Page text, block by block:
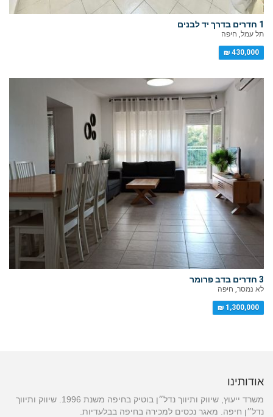
1 חדרים בדרך יד לבנים
תל עמל, חיפה
430,000 ₪
3 חדרים בדב פרומר
לא נמסר, חיפה
1,300,000 ₪
אודותינו
משרד ייעוץ, שיווק ותיווך נדל״ן בוטיק בחיפה משנת 1996. שיווק ותיווך
נדל״ן חיפה. מאגר נכסים למכירה בחיפה בבלעדיות.